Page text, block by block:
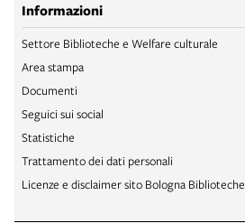
Informazioni
Settore Biblioteche e Welfare culturale
Area stampa
Documenti
Seguici sui social
Statistiche
Trattamento dei dati personali
Licenze e disclaimer sito Bologna Biblioteche